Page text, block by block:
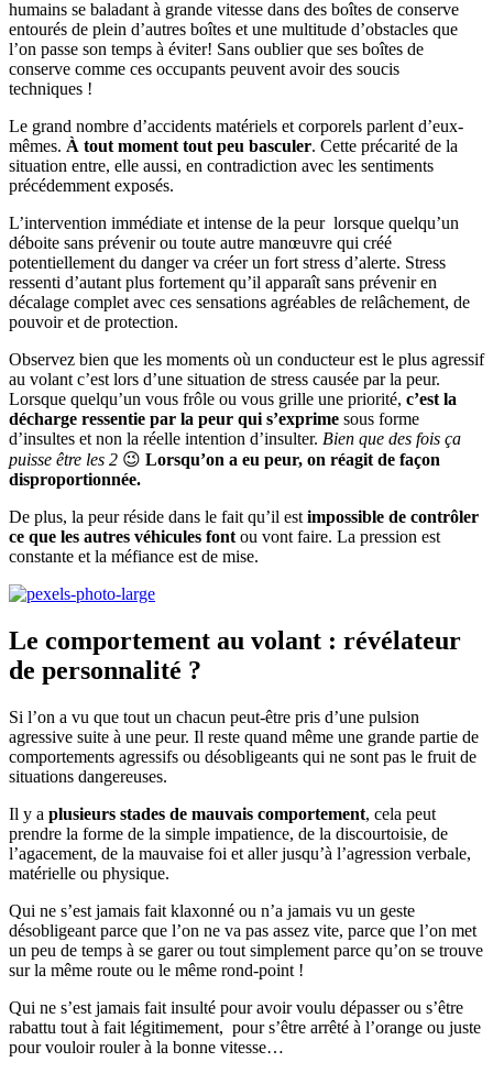
humains se baladant à grande vitesse dans des boîtes de conserve
entourés de plein d’autres boîtes et une multitude d’obstacles que
l’on passe son temps à éviter! Sans oublier que ses boîtes de
conserve comme ces occupants peuvent avoir des soucis
techniques !
Le grand nombre d’accidents matériels et corporels parlent d’eux-
mêmes. À tout moment tout peu basculer. Cette précarité de la
situation entre, elle aussi, en contradiction avec les sentiments
précédemment exposés.
L’intervention immédiate et intense de la peur lorsque quelqu’un
déboite sans prévenir ou toute autre manœuvre qui créé
potentiellement du danger va créer un fort stress d’alerte. Stress
ressenti d’autant plus fortement qu’il apparaît sans prévenir en
décalage complet avec ces sensations agréables de relâchement, de
pouvoir et de protection.
Observez bien que les moments où un conducteur est le plus agressif
au volant c’est lors d’une situation de stress causée par la peur.
Lorsque quelqu’un vous frôle ou vous grille une priorité, c’est la
décharge ressentie par la peur qui s’exprime sous forme
d’insultes et non la réelle intention d’insulter. Bien que des fois ça
puisse être les 2 😉 Lorsqu’on a eu peur, on réagit de façon
disproportionnée.
De plus, la peur réside dans le fait qu’il est impossible de contrôler
ce que les autres véhicules font ou vont faire. La pression est
constante et la méfiance est de mise.
Le comportement au volant : révélateur
de personnalité ?
Si l’on a vu que tout un chacun peut-être pris d’une pulsion
agressive suite à une peur. Il reste quand même une grande partie de
comportements agressifs ou désobligeants qui ne sont pas le fruit de
situations dangereuses.
Il y a plusieurs stades de mauvais comportement, cela peut
prendre la forme de la simple impatience, de la discourtoisie, de
l’agacement, de la mauvaise foi et aller jusqu’à l’agression verbale,
matérielle ou physique.
Qui ne s’est jamais fait klaxonné ou n’a jamais vu un geste
désobligeant parce que l’on ne va pas assez vite, parce que l’on met
un peu de temps à se garer ou tout simplement parce qu’on se trouve
sur la même route ou le même rond-point !
Qui ne s’est jamais fait insulté pour avoir voulu dépasser ou s’être
rabattu tout à fait légitimement, pour s’être arrêté à l’orange ou juste
pour vouloir rouler à la bonne vitesse…